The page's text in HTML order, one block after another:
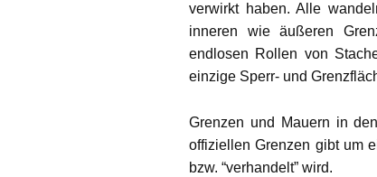
verwirkt haben. Alle
inneren wie äußeren
endlosen Rollen von
einzige Sperr- und
Grenzen und Mauern in
offiziellen Grenzen gibt um
bzw. “verhandelt” wird.